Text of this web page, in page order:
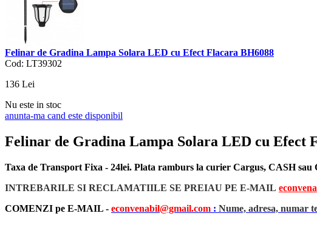
Felinar de Gradina Lampa Solara LED cu Efect Flacara BH6088
Cod: LT39302
136 Lei
Nu este in stoc
anunta-ma cand este disponibil
Felinar de Gradina Lampa Solara LED cu Efect
Taxa de Transport Fixa - 24lei. Plata ramburs la curier Cargus, CASH
INTREBARILE SI RECLAMATIILE SE PREIAU PE E-MAIL
COMENZI pe E-MAIL - econvenabil@gmail.com : Nume, adresa, numar